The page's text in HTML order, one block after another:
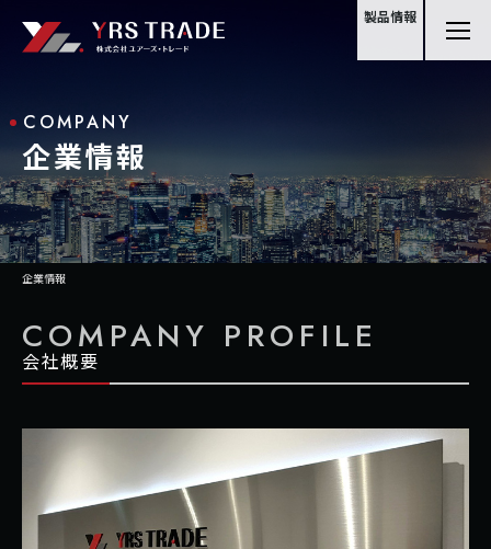
製品情報
企業情報
COMPANY
企業情報
COMPANY PROFILE
会社概要